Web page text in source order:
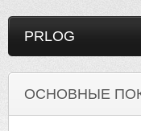
PRLOG
ОСНОВНЫЕ